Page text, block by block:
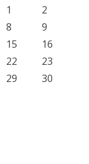
1
2
8
9
15
16
22
23
29
30